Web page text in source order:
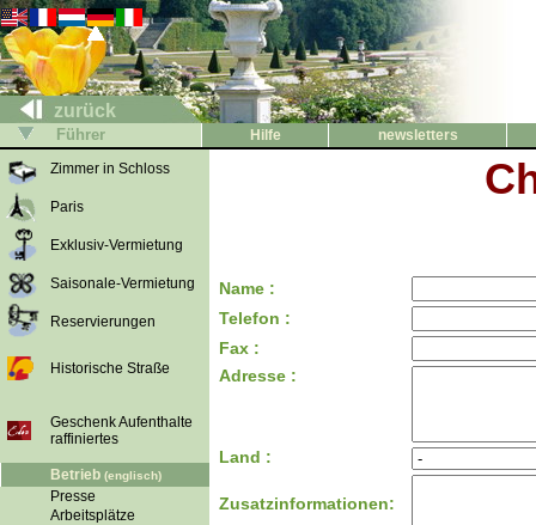
zurück
Führer Hilfe
newsletters
Zimmer in Schloss
Paris
Exklusiv-Vermietung
Saisonale-Vermietung
Reservierungen
Historische Straße
Geschenk Aufenthalte
raffiniertes
Betrieb (englisch)
Presse
Arbeitsplätze
Name :
Telefon :
Fax :
Adresse :
Land :
Zusatzinformationen: